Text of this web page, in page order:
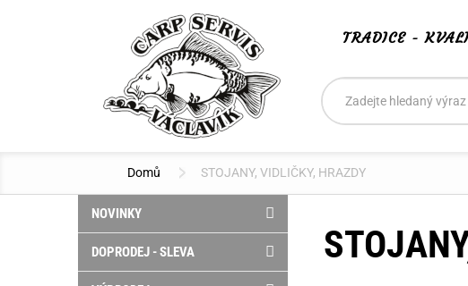
TRADICE -
Vyhledávání
Hledat
Domů STOJANY, VIDLIČKY, HRAZDY
NOVINKY
DOPRODEJ - SLEVA